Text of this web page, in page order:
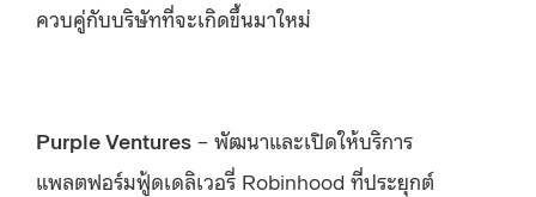
ควบคู่กับบริษัทที่จะเกิดขึ้นมาใหม่
Purple Ventures – พัฒนาและเปิดให้บริการ
แพลตฟอร์มฟู้ดเดลิเวอรี่ Robinhood ที่ประยุกต์